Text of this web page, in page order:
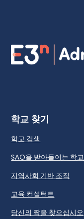
학교 찾기
학교 검색
SAO을 받아들이는 학교
지역사회 기반 조직
교육 컨설턴트
당신의 짝을 찾으십시오